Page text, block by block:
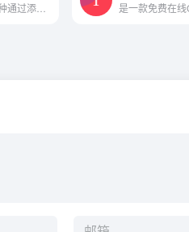
ControlNet是一种通过添加额外条件来控制扩散模型的神经网络结构，是AI图像生成的游戏规则改变者。它为稳定扩散带来了前所未有的控制水平。